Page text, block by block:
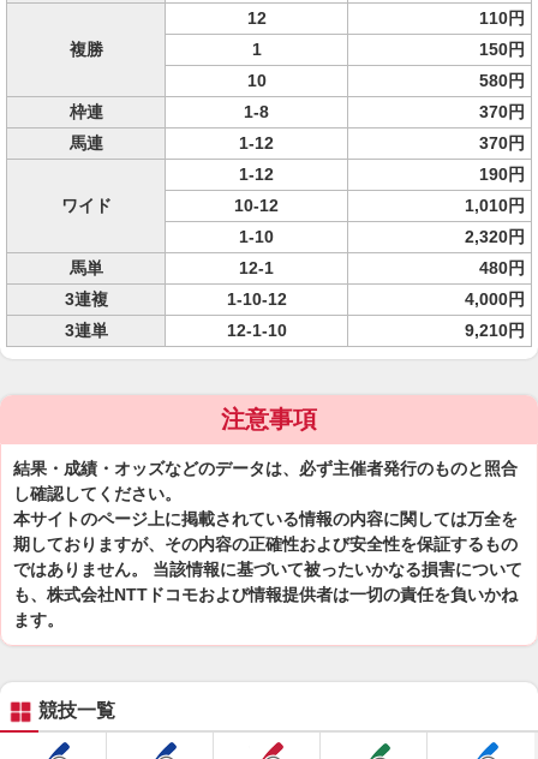
複勝
12
110円
1
150円
10
580円
枠連
1-8
370円
馬連
1-12 370円
ワイド
1-12
190円
10-12
1,010円
1-10
2,320円
馬単
12-1
480円
3連複
1-10-12
4,000円
3連単
12-1-10 9,210円
注意事項
結果・成績・オッズなどのデータは、必ず主催者発行のものと照合
し確認してください。
本サイトのページ上に掲載されている情報の内容に関しては万全を
期しておりますが、その内容の正確性および安全性を保証するもの
ではありません。 当該情報に基づいて被ったいかなる損害について
も、株式会社NTTドコモおよび情報提供者は一切の責任を負いかね
ます。
競技一覧